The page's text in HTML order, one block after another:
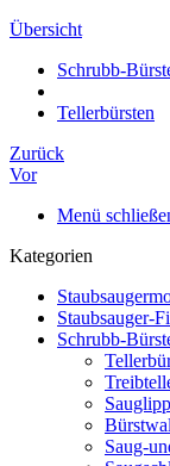
Übersicht
Schrubb-
Tellerbürsten
Zurück
Vor
Menü
Kategorien
Staubsauger-
Schrubb-
Saug-